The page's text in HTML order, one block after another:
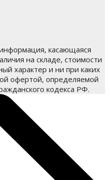
касающаяся
на складе, стоимости
характер и ни при каких
офертой, определяемой
кодекса РФ.